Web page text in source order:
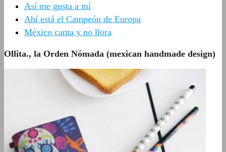
Así me gusta a mí
Ahí está el Campeón de Europa
México canta y no llora
Ollita., la Orden Nómada (mexican handmade design)